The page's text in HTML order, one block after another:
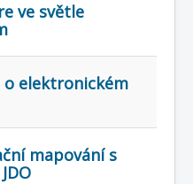
ve světle
o elektronickém
mapování s